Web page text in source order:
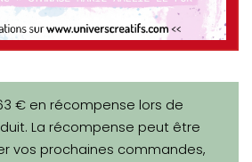
€ en récompense lors de
La récompense peut être
vos prochaines commandes,